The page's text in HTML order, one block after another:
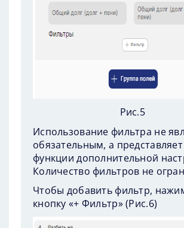
Рис.5
Использование фильтра не
обязательным, а
функции дополнительной
Количество фильтров не
Чтобы добавить фильтр,
кнопку «+ Фильтр» (Рис.6)